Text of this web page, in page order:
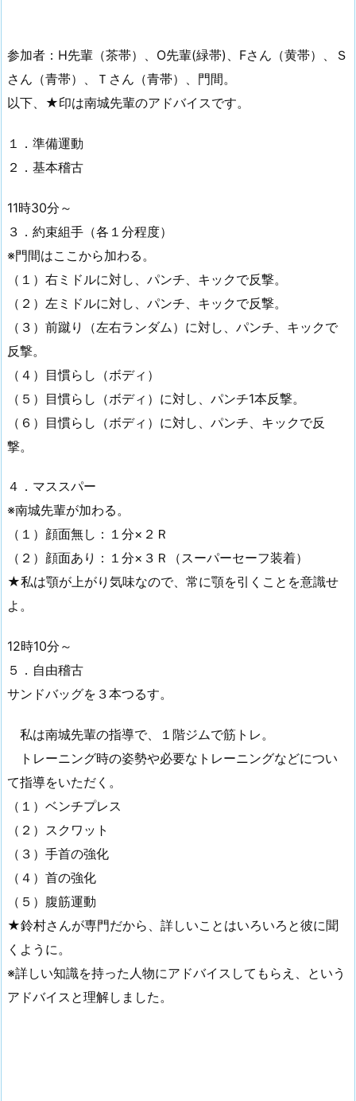
参加者：H先輩（茶帯）、O先輩(緑帯)、Fさん（黄帯）、Ｓ
さん（青帯）、Ｔさん（青帯）、門間。
以下、★印は南城先輩のアドバイスです。
１．準備運動
２．基本稽古
11時30分～
３．約束組手（各１分程度）
※門間はここから加わる。
（１）右ミドルに対し、パンチ、キックで反撃。
（２）左ミドルに対し、パンチ、キックで反撃。
（３）前蹴り（左右ランダム）に対し、パンチ、キックで
反撃。
（４）目慣らし（ボディ）
（５）目慣らし（ボディ）に対し、パンチ1本反撃。
（６）目慣らし（ボディ）に対し、パンチ、キックで反
撃。
４．マススパー
※南城先輩が加わる。
（１）顔面無し：１分×２Ｒ
（２）顔面あり：１分×３Ｒ（スーパーセーフ装着）
★私は顎が上がり気味なので、常に顎を引くことを意識せ
よ。
12時10分～
５．自由稽古
サンドバッグを３本つるす。
私は南城先輩の指導で、１階ジムで筋トレ。
トレーニング時の姿勢や必要なトレーニングなどについ
て指導をいただく。
（１）ベンチプレス
（２）スクワット
（３）手首の強化
（４）首の強化
（５）腹筋運動
★鈴村さんが専門だから、詳しいことはいろいろと彼に聞
くように。
※詳しい知識を持った人物にアドバイスしてもらえ、という
アドバイスと理解しました。